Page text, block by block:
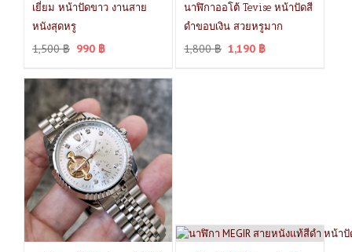
เยี่ยม หน้าปัดขาว งานสาย
หนังสุดหรู
1,500฿ 990 ฿
นาฬิกาออโต้ Tevise หน้าปัดสี
ดำขอบเงิน สวยหรูมาก
1,800฿ 1,190 ฿